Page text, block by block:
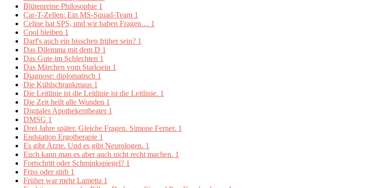
Blütenreine Philosophie 1
Car-T-Zellen: Ein MS-Squad-Team 1
Celine hat SPS, und wir haben Fragen… 1
Cool bleiben 1
Darf's auch ein bisschen früher sein? 1
Das Dilemma mit dem D 1
Das Gute im Schlechten 1
Das Märchen vom Starksein 1
Diagnose: diplomatisch 1
Die Kühlschrankmaus 1
Die Leitlinie ist die Leitlinie ist die Leitlinie. 1
Die Zeit heilt alle Wunden 1
Digitales Apothekentheater 1
DMSG 1
Drei Jahre später. Gleiche Fragen. Simone Ferner. 1
Endstation Ergotherapie 1
Es gibt Ärzte. Und es gibt Neurologen. 1
Euch kann man es aber auch nicht recht machen. 1
Fortschritt oder Schminkspiegel? 1
Friss oder stirb 1
Früher war mehr Lametta 1